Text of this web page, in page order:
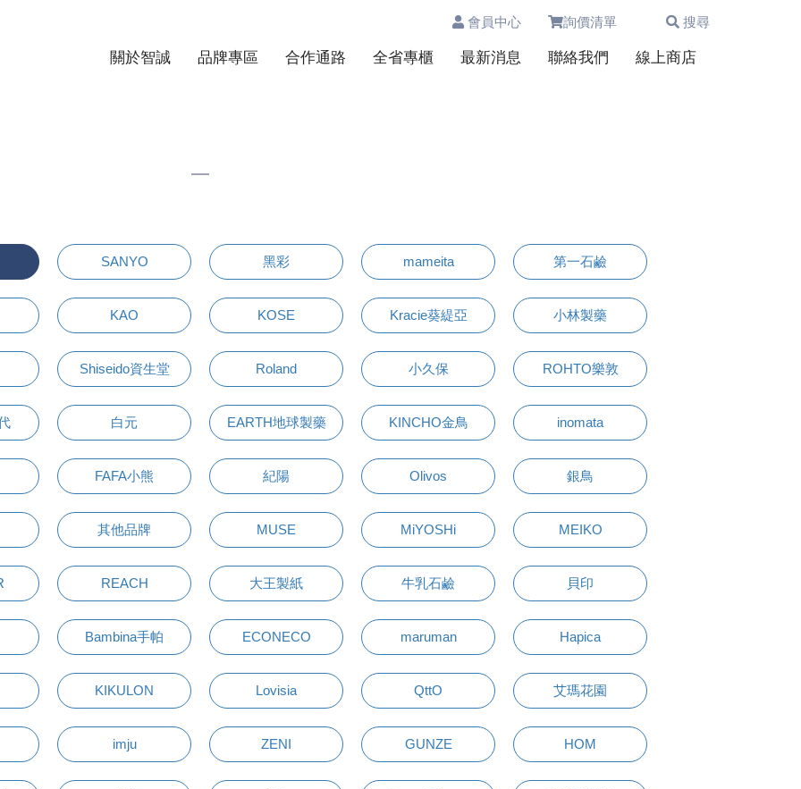
會員中心 詢價清單 搜尋
關於智誠 品牌專區 合作通路 全省專櫃 最新消息 聯絡我們 線上商店
SANYO 黑彩 mameita 第一石鹼
KAO KOSE Kracie葵緹亞 小林製藥
Shiseido資生堂 Roland 小久保 ROHTO樂敦
白元 EARTH地球製藥 KINCHO金鳥 inomata
FAFA小熊 紀陽 Olivos 銀鳥
其他品牌 MUSE MiYOSHi MEIKO
REACH 大王製紙 牛乳石鹼 貝印
Bambina手帕 ECONECO maruman Hapica
KIKULON Lovisia QttO 艾瑪花園
imju ZENI GUNZE HOM